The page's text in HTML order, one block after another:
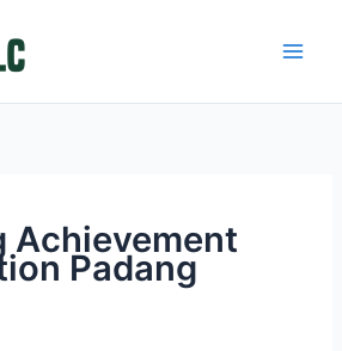
Achievement
Padang